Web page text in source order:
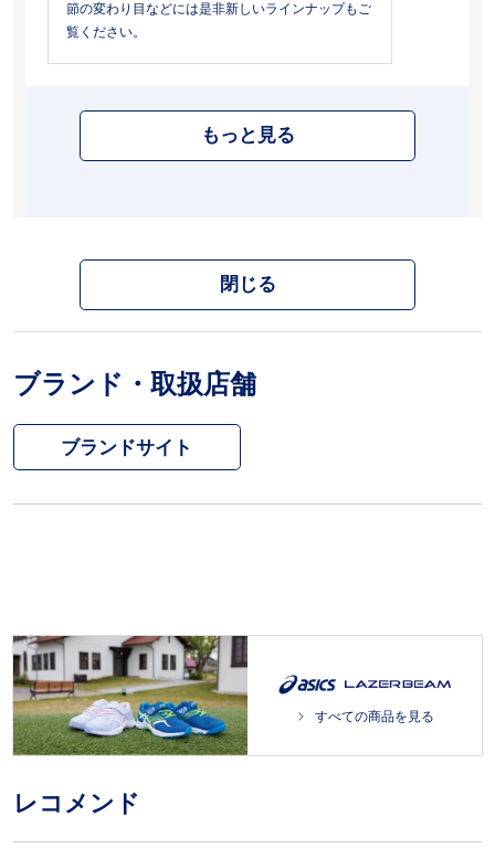
節の変わり目などには是非新しいラインナップもご
覧ください。
もっと見る
閉じる
ブランド・取扱店舗
ブランドサイト
すべての商品を見る
レコメンド